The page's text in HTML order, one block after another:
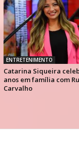
ENTRETENIMENTO
Catarina Siqueira
anos em família com
Carvalho